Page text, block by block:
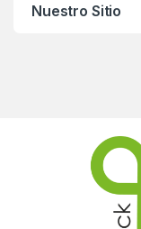
Nuestro Sitio